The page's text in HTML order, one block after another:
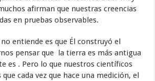
afirman que nuestras creencias
en pruebas observables.
entiende es que Él construyó el
pensar que la tierra es más antigua
es . Pero lo que nuestros científicos
que cada vez que hace una medición, el